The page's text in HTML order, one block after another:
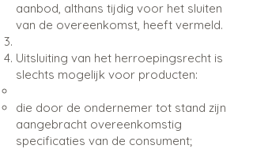
aanbod, althans tijdig voor het sluiten
van de overeenkomst, heeft vermeld.
Uitsluiting van het herroepingsrecht is
slechts mogelijk voor producten:
die door de ondernemer tot stand zijn
aangebracht overeenkomstig
specificaties van de consument;